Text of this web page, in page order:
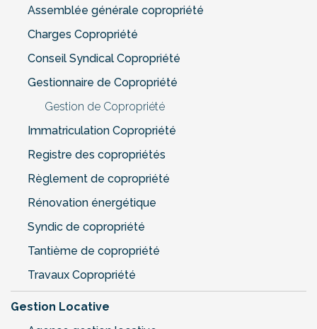
Assemblée générale copropriété
Charges Copropriété
Conseil Syndical Copropriété
Gestionnaire de Copropriété
Gestion de Copropriété
Immatriculation Copropriété
Registre des copropriétés
Règlement de copropriété
Rénovation énergétique
Syndic de copropriété
Tantième de copropriété
Travaux Copropriété
Gestion Locative